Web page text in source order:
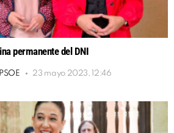
permanente del DNI
23 mayo 2023, 12:46